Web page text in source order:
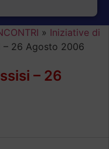
» Iniziative di
– 26 Agosto 2006
– 26